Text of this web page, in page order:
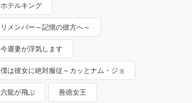
ホテルキング
リメンバー～記憶の彼方へ～
今週妻が浮気します
僕は彼女に絶対服従～カッとナム・ジョ
ンギ～
六龍が飛ぶ 善徳女王